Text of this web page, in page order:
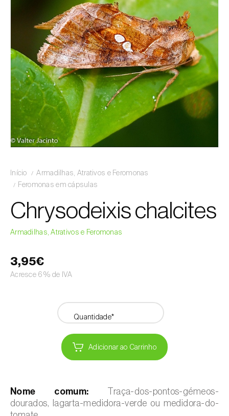
Início
Armadilhas, Atrativos e Feromonas
Feromonas em cápsulas
Chrysodeixis chalcites
Armadilhas, Atrativos e Feromonas
3,95€
Acresce 6% de IVA
Quantidade*
Adicionar ao Carrinho
Nome comum: Traça-dos-pontos-gémeos-
dourados, lagarta-medidora-verde ou medidora-do-